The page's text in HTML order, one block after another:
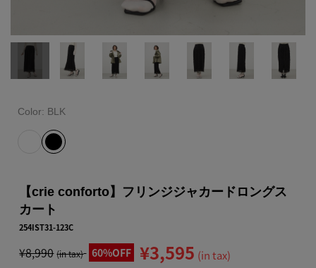
Color: BLK
【crie conforto】フリンジジャカードロングス
カート
254IST31-123C
¥8,990 (in tax) 60%OFF ¥3,595 (in tax)